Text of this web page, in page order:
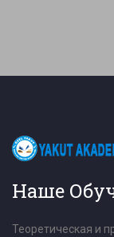
Наше
Теоретическая и